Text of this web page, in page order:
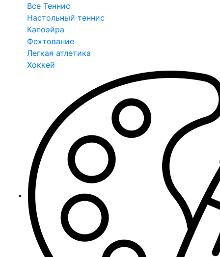
Все Теннис
Настольный теннис
Капоэйра
Фехтование
Легкая атлетика
Хоккей